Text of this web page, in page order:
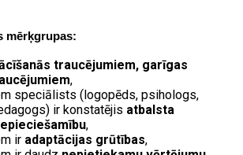
mērķgrupas:
traucējumiem, garīgas
,
speciālists (logopēds, psihologs,
ir konstatējis atbalsta
,
ir adaptācijas grūtības,